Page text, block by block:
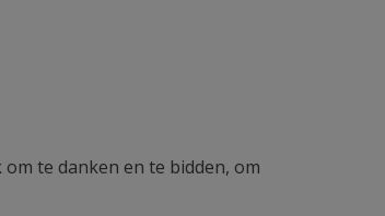
te danken en te bidden, om